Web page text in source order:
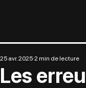
Les
25 avr. 2025 2 min de lecture